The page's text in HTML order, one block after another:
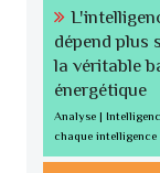
dépend plus
la véritable
énergétique
Analyse |
chaque intelligence